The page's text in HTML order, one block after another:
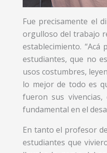
Fue precisamente el
orgulloso del trabajo
establecimiento.
estudiantes, que no
usos costumbres,
lo mejor de todo es
fueron sus
fundamental en el
En tanto el profesor
estudiantes que